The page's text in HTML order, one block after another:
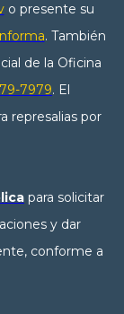
o presente su
. También
de la Oficina
7979. El
represalias por
para solicitar
y dar
conforme a